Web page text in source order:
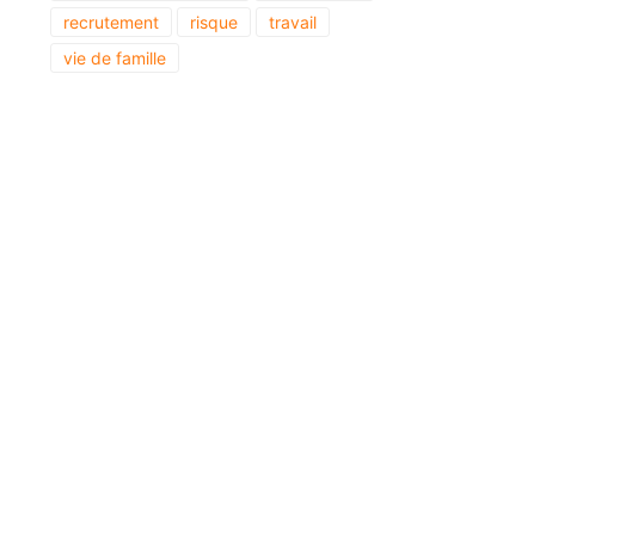
recrutement
risque
travail
vie de famille